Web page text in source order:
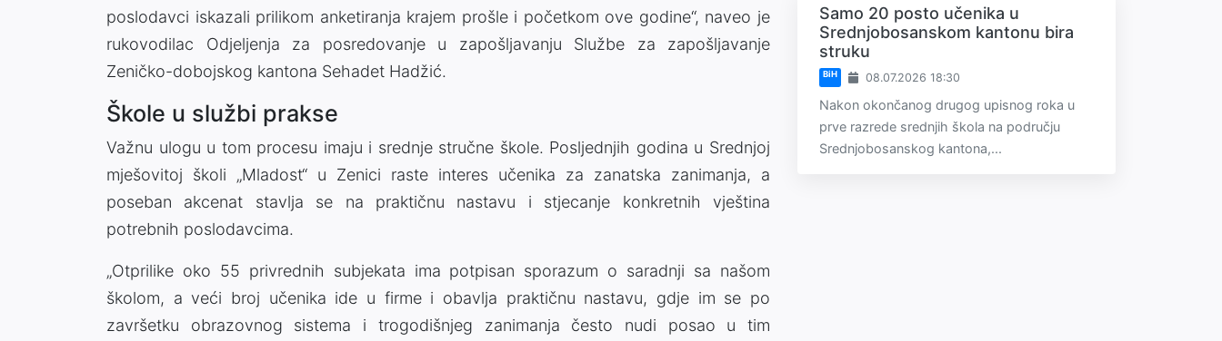
poslodavci iskazali prilikom anketiranja krajem prošle i početkom ove godine“, naveo je
rukovodilac Odjeljenja za posredovanje u zapošljavanju Službe za zapošljavanje
Zeničko-dobojskog kantona Sehadet Hadžić.
Škole u službi prakse
Važnu ulogu u tom procesu imaju i srednje stručne škole. Posljednjih godina u Srednjoj
mješovitoj školi „Mladost“ u Zenici raste interes učenika za zanatska zanimanja, a
poseban akcenat stavlja se na praktičnu nastavu i stjecanje konkretnih vještina
potrebnih poslodavcima.
„Otprilike oko 55 privrednih subjekata ima potpisan sporazum o saradnji sa našom
školom, a veći broj učenika ide u firme i obavlja praktičnu nastavu, gdje im se po
završetku obrazovnog sistema i trogodišnjeg zanimanja često nudi posao u tim
Samo 20 posto učenika u
Srednjobosanskom kantonu bira
struku
BiH 08.07.2026 18:30
Nakon okončanog drugog upisnog roka u
prve razrede srednjih škola na području
Srednjobosanskog kantona,...